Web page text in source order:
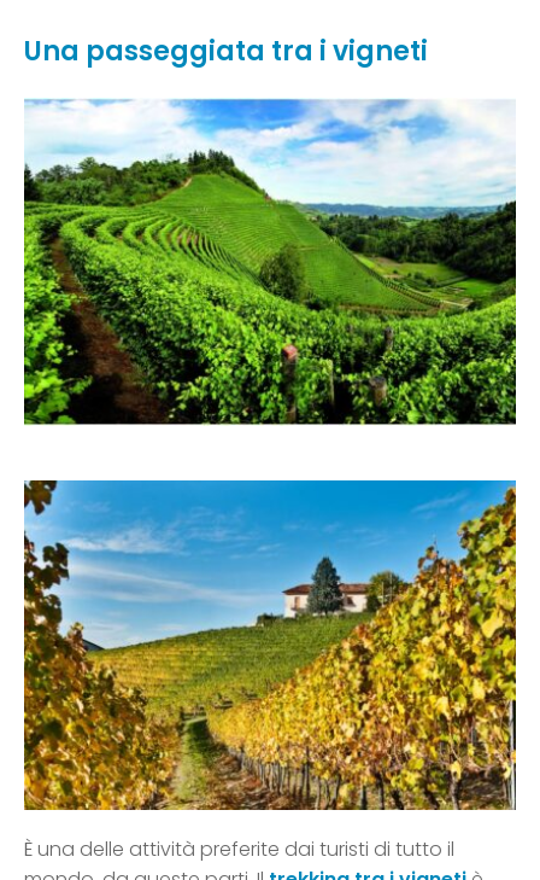
Una passeggiata tra i vigneti
È una delle attività preferite dai turisti di tutto il